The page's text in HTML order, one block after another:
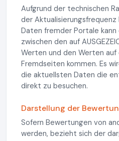
Aufgrund der technischen
der
Daten fremder Portale kann
zwischen den auf
Werten und den Werten auf
Fremdseiten kommen. Es
die aktuellsten Daten die
direkt zu besuchen.
Darstellung der
Sofern Bewertungen von
werden, bezieht sich der